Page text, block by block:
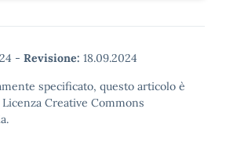
- Revisione: 18.09.2024
specificato, questo articolo è
Creative Commons